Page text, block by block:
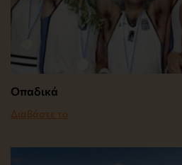
Οπαδικά
Διαβάστε το